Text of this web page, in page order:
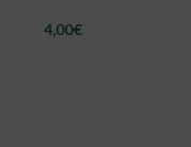
4,00€